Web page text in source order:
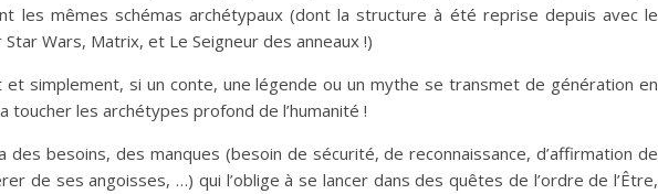
les mêmes schémas archétypaux (dont la structure à été reprise depuis avec le
Star Wars, Matrix, et Le Seigneur des anneaux !)
simplement, si un conte, une légende ou un mythe se transmet de génération en
toucher les archétypes profond de l’humanité !
des besoins, des manques (besoin de sécurité, de reconnaissance, d’affirmation de
de ses angoisses, …) qui l’oblige à se lancer dans des quêtes de l’ordre de l’Être,